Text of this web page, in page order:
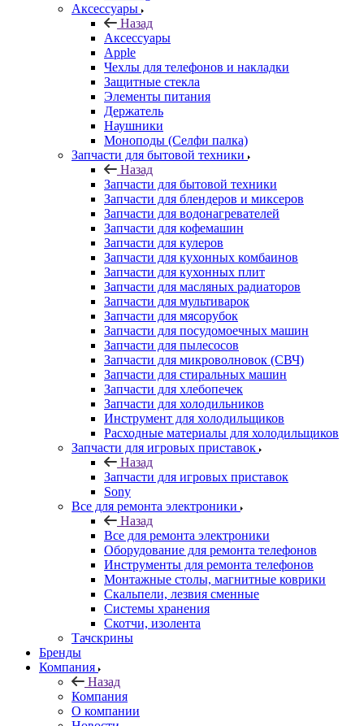
Apple
Чехлы для телефонов и накладки
Защитные стекла
Элементы питания
Держатель
Наушники
Моноподы (Селфи палка)
Запчасти для бытовой техники
Назад
Запчасти для бытовой техники
Запчасти для блендеров и миксеров
Запчасти для водонагревателей
Запчасти для кофемашин
Запчасти для кулеров
Запчасти для кухонных комбаинов
Запчасти для кухонных плит
Запчасти для масляных радиаторов
Запчасти для мультиварок
Запчасти для мясорубок
Запчасти для посудомоечных машин
Запчасти для пылесосов
Запчасти для микроволновок (СВЧ)
Запчасти для стиральных машин
Запчасти для хлебопечек
Запчасти для холодильников
Инструмент для холодильщиков
Расходные материалы для холодильщиков
Запчасти для игровых приставок
Назад
Запчасти для игровых приставок
Sony
Все для ремонта электроники
Назад
Все для ремонта электроники
Оборудование для ремонта телефонов
Инструменты для ремонта телефонов
Монтажные столы, магнитные коврики
Скальпели, лезвия сменные
Системы хранения
Скотчи, изолента
Тачскрины
Компания
Назад
Компания
О компании
Новости
Контакты
Контакты